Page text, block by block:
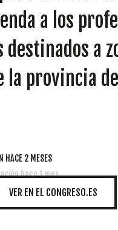
INICIATIVAS
TEMÁTICAS
a los
a
la provincia de
HACE 2 MESES
hace 1 mes
VER EN EL CONGRESO.ES